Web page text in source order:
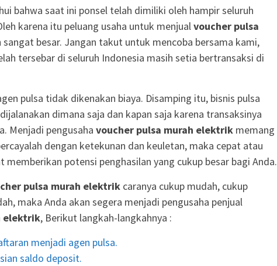
bahwa saat ini ponsel telah dimiliki oleh hampir seluruh
karena itu peluang usaha untuk menjualvoucher pulsa
sangat besar. Jangan takut untuk mencoba bersama kami,
tersebar di seluruh Indonesia masih setia bertransaksi di
pulsa tidak dikenakan biaya. Disamping itu, bisnis pulsa
dimana saja dan kapan saja karena transaksinya
Menjadi pengusaha voucher pulsa murah elektrik memang
dengan ketekunan dan keuletan, maka cepat atau
memberikan potensi penghasilan yang cukup besar bagi Anda.
pulsa murah elektrik caranya cukup mudah, cukup
maka Anda akan segera menjadi pengusaha penjual
elektrik, Berikut langkah-langkahnya :
menjadi agen pulsa.
saldo deposit.